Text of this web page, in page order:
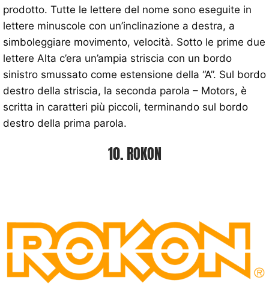
prodotto. Tutte le lettere del nome sono eseguite in
lettere minuscole con un’inclinazione a destra, a
simboleggiare movimento, velocità. Sotto le prime due
lettere Alta c’era un’ampia striscia con un bordo
sinistro smussato come estensione della “A”. Sul bordo
destro della striscia, la seconda parola – Motors, è
scritta in caratteri più piccoli, terminando sul bordo
destro della prima parola.
10. ROKON